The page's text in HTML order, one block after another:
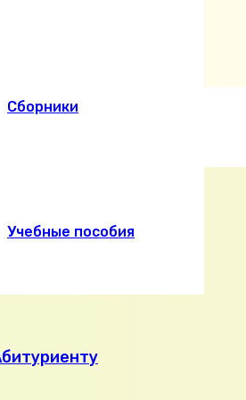
Сборники
Учебные пособия